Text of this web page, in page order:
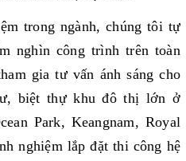
trong ngành, chúng tôi tự
nghìn công trình trên toàn
gia tư vấn ánh sáng cho
biệt thự khu đô thị lớn ở
Park, Keangnam, Royal
nghiệm lắp đặt thi công hệ